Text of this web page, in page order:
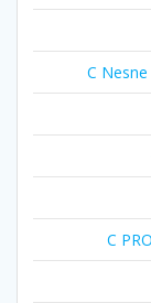
C
C